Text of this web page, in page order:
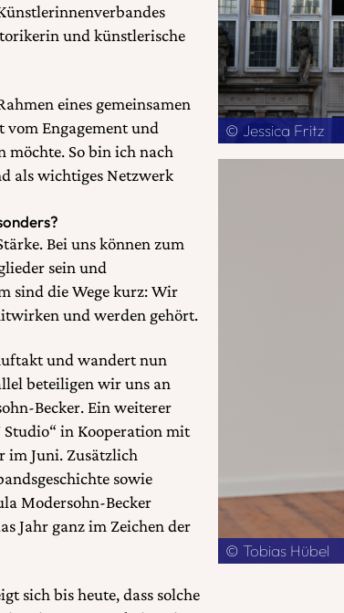
und künstlerische
eines gemeinsamen
Engagement und
So bin ich nach
als wichtiges Netzwerk
Bei uns können zum
sein und
sind die Wege kurz: Wir
und werden gehört.
und wandert nun
beteiligen wir uns an
Becker. Ein weiterer
in Kooperation mit
im Juni. Zusätzlich
sowie
Modersohn-Becker
Jahr ganz im Zeichen der
sich bis heute, dass solche
© Jessica Fritz
© Tobias Hübel